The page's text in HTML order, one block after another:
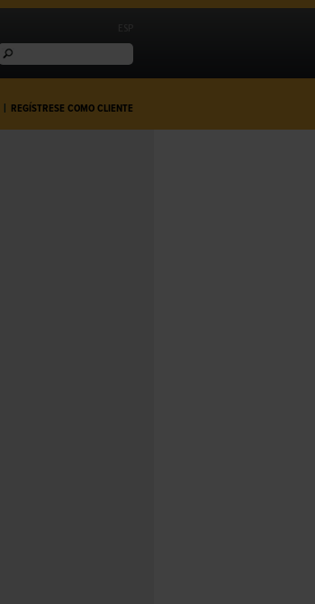
REGÍSTRESE COMO CLIENTE